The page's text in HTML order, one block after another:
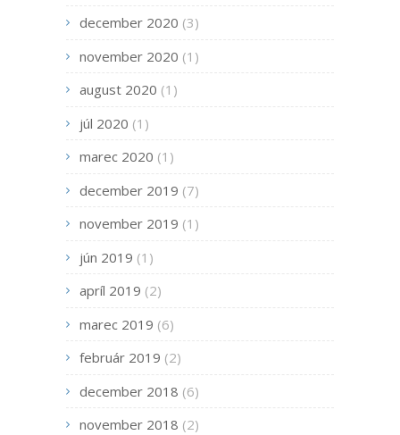
december 2020 (3)
november 2020 (1)
august 2020 (1)
júl 2020 (1)
marec 2020 (1)
december 2019 (7)
november 2019 (1)
jún 2019 (1)
apríl 2019 (2)
marec 2019 (6)
február 2019 (2)
december 2018 (6)
november 2018 (2)